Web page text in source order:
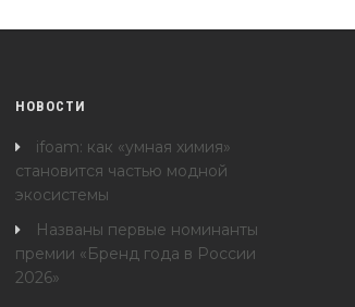
НОВОСТИ
ifoam: как «умная химия»
становится частью модной
экосистемы
Названы первые номинанты
премии «Бренд года в России
2026»